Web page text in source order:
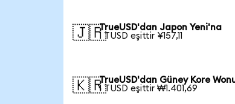
🇯🇵TrueUSD'dan Japon Yeni'na
1 TUSD eşittir ¥157,11
🇰🇷TrueUSD'dan Güney Kore
1 TUSD eşittir ₩1.401,69